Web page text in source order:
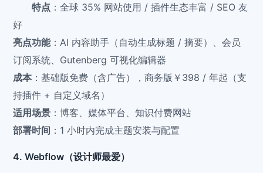
特点 ：全球 35% 网站使用 / 插件生态丰富 / SEO 友
好
亮点功能：AI 内容助手（自动生成标题 / 摘要）、会员
订阅系统、Gutenberg 可视化编辑器
成本：基础版免费（含广告），商务版￥398 / 年起（支
持插件 + 自定义域名）
适用场景 ：博客、媒体平台、知识付费网站
部署时间 ：1 小时内完成主题安装与配置
4. Webflow（设计师最爱）